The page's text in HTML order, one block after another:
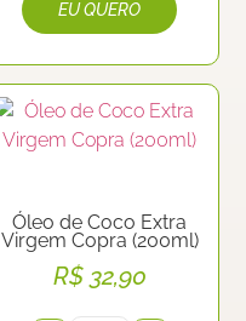
Óleo de Coco Extra
Virgem Copra (200ml)
R$32,90